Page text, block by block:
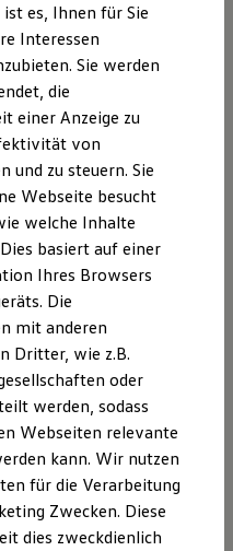
und Updates
ID.
Sie den
es, Ihnen für Sie
Interessen
Sie werden
die
einer Anzeige zu
von
und zu steuern. Sie
Webseite besucht
welche Inhalte
basiert auf einer
Ihres Browsers
Die
mit anderen
Dritter, wie z.B.
oder
werden, sodass
Webseiten relevante
kann. Wir nutzen
für die Verarbeitung
Zwecken. Diese
dies zweckdienlich